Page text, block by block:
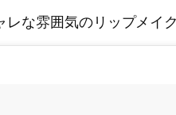
な雰囲気のリップメイ